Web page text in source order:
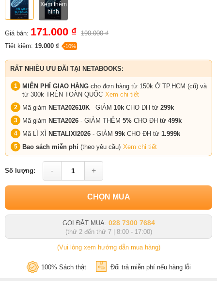
Xem thêm
hình
Giá bán: 171.000 ₫ 190.000 ₫
Tiết kiệm: 19.000 ₫ -10%
RẤT NHIỀU ƯU ĐÃI TẠI NETABOOKS:
MIỄN PHÍ GIAO HÀNG cho đơn hàng từ 150k Ở TP.HCM (cũ) và
từ 300k TRÊN TOÀN QUỐC Xem chi tiết
Mã giảm NETA202610K - GIẢM 10k CHO ĐH từ 299k
Mã giảm NETA2026 - GIẢM THÊM 5% CHO ĐH từ 499k
Mã LÌ XÌ NETALIXI2026 - GIẢM 99k CHO ĐH từ 1.999k
Bao sách miễn phí (theo yêu cầu) Xem chi tiết
Số lượng: - +
CHỌN MUA
GỌI ĐẶT MUA: 028 7300 7684
(thứ 2 đến thứ 7 | 8:00 - 17:00)
(Vui lòng xem hướng dẫn mua hàng)
100% Sách thật Đổi trả miễn phí nếu hàng lỗi